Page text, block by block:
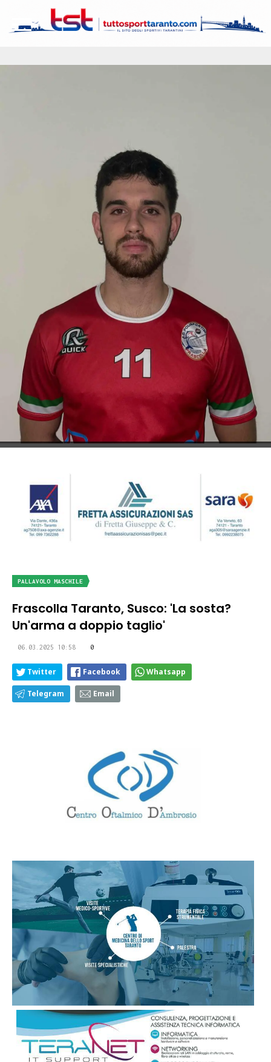
PALLAVOLO MASCHILE
Frascolla Taranto, Susco: 'La sosta?
Un'arma a doppio taglio'
06.03.2025 10:58 0
Twitter Facebook Whatsapp
Telegram Email